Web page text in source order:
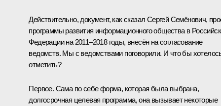
Действительно, документ, как сказал Сергей Семёнович,
программы развития информационного общества в
Федерации на 2011–2018 годы, внесён на согласование
ведомств. Мы с ведомствами поговорили. И что бы
отметить?
Первое. Сама по себе форма, которая была выбрана,
долгосрочная целевая программа, она вызывает некоторые